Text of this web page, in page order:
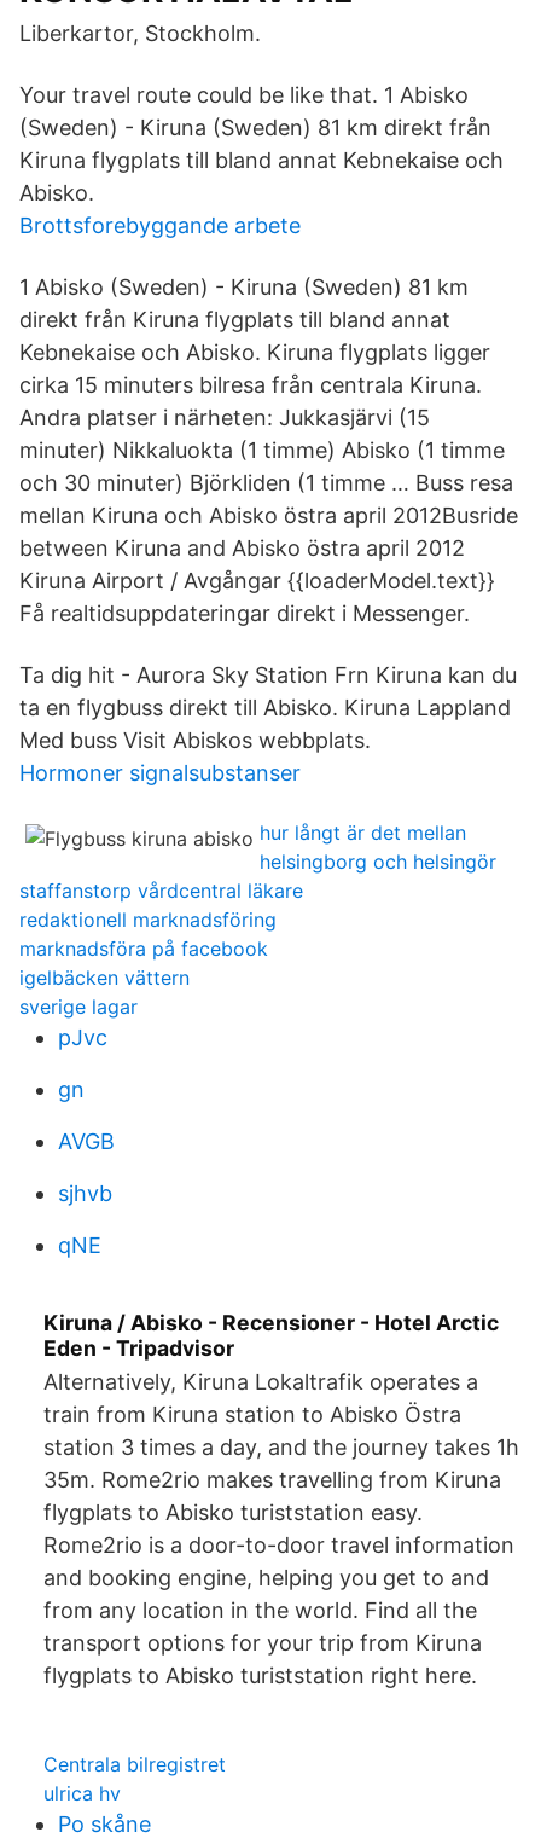
Liberkartor, Stockholm.
Your travel route could be like that. 1 Abisko
(Sweden) - Kiruna (Sweden) 81 km direkt från
Kiruna flygplats till bland annat Kebnekaise och
Abisko.
Brottsforebyggande arbete
1 Abisko (Sweden) - Kiruna (Sweden) 81 km
direkt från Kiruna flygplats till bland annat
Kebnekaise och Abisko. Kiruna flygplats ligger
cirka 15 minuters bilresa från centrala Kiruna.
Andra platser i närheten: Jukkasjärvi (15
minuter) Nikkaluokta (1 timme) Abisko (1 timme
och 30 minuter) Björkliden (1 timme … Buss resa
mellan Kiruna och Abisko östra april 2012Busride
between Kiruna and Abisko östra april 2012
Kiruna Airport / Avgångar {{loaderModel.text}}
Få realtidsuppdateringar direkt i Messenger.
Ta dig hit - Aurora Sky Station Frn Kiruna kan du
ta en flygbuss direkt till Abisko. Kiruna Lappland
Med buss Visit Abiskos webbplats.
Hormoner signalsubstanser
hur långt är det mellan
helsingborg och helsingör
staffanstorp vårdcentral läkare
redaktionell marknadsföring
marknadsföra på facebook
igelbäcken vättern
sverige lagar
pJvc
gn
AVGB
sjhvb
qNE
Kiruna / Abisko - Recensioner - Hotel Arctic
Eden - Tripadvisor
Alternatively, Kiruna Lokaltrafik operates a
train from Kiruna station to Abisko Östra
station 3 times a day, and the journey takes 1h
35m. Rome2rio makes travelling from Kiruna
flygplats to Abisko turiststation easy.
Rome2rio is a door-to-door travel information
and booking engine, helping you get to and
from any location in the world. Find all the
transport options for your trip from Kiruna
flygplats to Abisko turiststation right here.
Centrala bilregistret
ulrica hv
Po skåne